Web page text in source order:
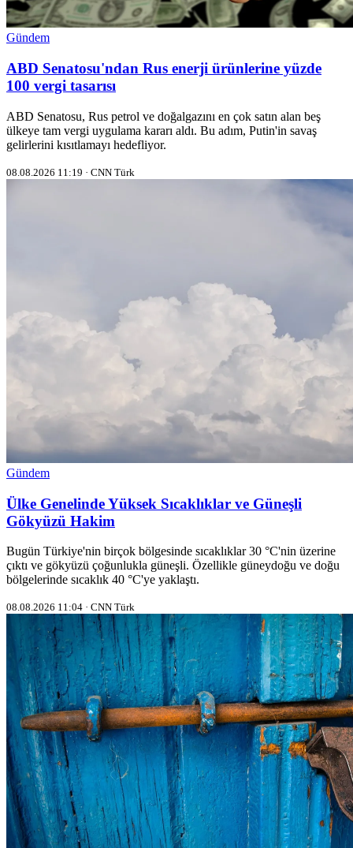
Gündem
ABD Senatosu'ndan Rus enerji ürünlerine yüzde
100 vergi tasarısı
ABD Senatosu, Rus petrol ve doğalgazını en çok satın alan beş
ülkeye tam vergi uygulama kararı aldı. Bu adım, Putin'in savaş
gelirlerini kısıtlamayı hedefliyor.
08.08.2026 11:19 · CNN Türk
Gündem
Ülke Genelinde Yüksek Sıcaklıklar ve Güneşli
Gökyüzü Hakim
Bugün Türkiye'nin birçok bölgesinde sıcaklıklar 30 °C'nin üzerine
çıktı ve gökyüzü çoğunlukla güneşli. Özellikle güneydoğu ve doğu
bölgelerinde sıcaklık 40 °C'ye yaklaştı.
08.08.2026 11:04 · CNN Türk